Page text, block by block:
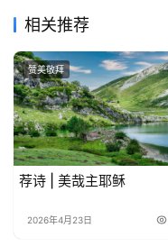
相关推荐
赞美敬拜
荐诗 | 美哉主耶稣
2026年4月23日